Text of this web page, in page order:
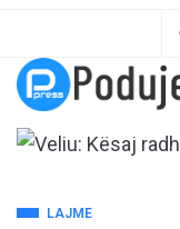
LAJME